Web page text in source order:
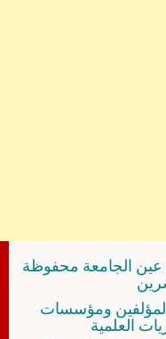
عين الجامعة محفوظة
ومؤسسات
العلمية